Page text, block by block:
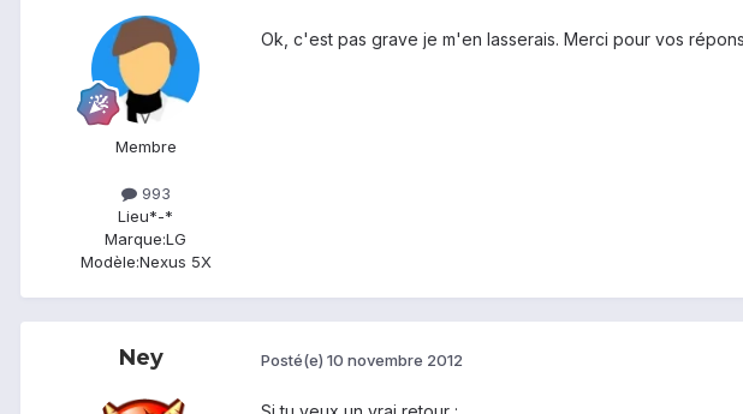
Membre
993
Lieu*-*
Marque:LG
Modèle:Nexus 5X
Ok, c'est pas grave je m'en lasserais. Merci pour vos
Ney Posté(e) 10 novembre 2012